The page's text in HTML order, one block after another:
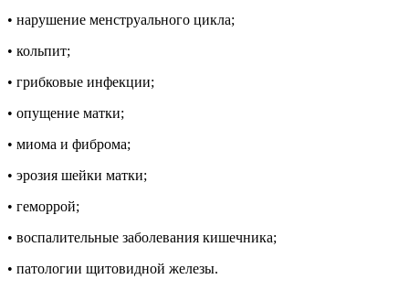
• нарушение менструального цикла;
• кольпит;
• грибковые инфекции;
• опущение матки;
• миома и фиброма;
• эрозия шейки матки;
• геморрой;
• воспалительные заболевания кишечника;
• патологии щитовидной железы.